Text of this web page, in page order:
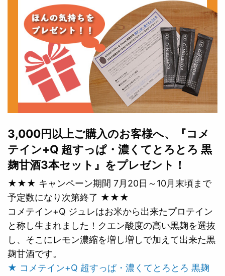
3,000円以上ご購入のお客様へ、『コメ
テイン+Q 超すっぱ・濃くてとろとろ 黒
麹甘酒3本セット』をプレゼント！
★★★ キャンペーン期間 7月20日～10月末頃まで
予定数になり次第終了 ★★★
コメテイン+Q ジュレはお米から出来たプロテイン
と称し生まれました！クエン酸度の高い黒麹を選抜
し、そこにレモン濃縮を増し増しで加えて出来た黒
麹甘酒です。
★ コメテイン+Q 超すっぱ・濃くてとろとろ 黒麹